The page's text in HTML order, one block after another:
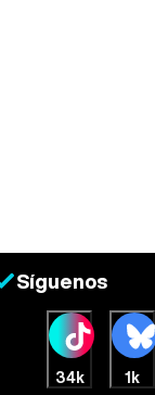
Síguenos
34k 1k